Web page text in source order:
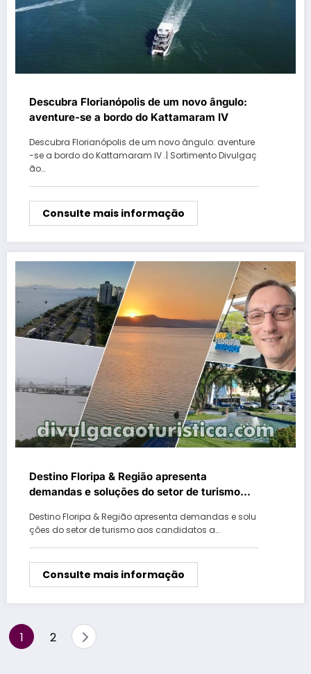
Descubra Florianópolis de um novo ângulo:
aventure-se a bordo do Kattamaram IV
Descubra Florianópolis de um novo ângulo: aventure
-se a bordo do Kattamaram IV .| Sortimento Divulgaç
ão…
Consulte mais informação
Destino Floripa & Região apresenta
demandas e soluções do setor de turismo
Destino Floripa & Região apresenta demandas e solu
ções do setor de turismo aos candidatos a…
Consulte mais informação
Paginação
1 2